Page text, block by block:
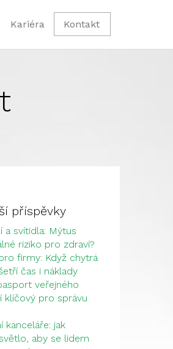
Kariéra Kontakt
příspěvky
a svítidla: Mýtus
riziko pro zdraví?
firmy: Když chytrá
čas i náklady
veřejného
klíčový pro správu
kanceláře: jak
aby se lidem